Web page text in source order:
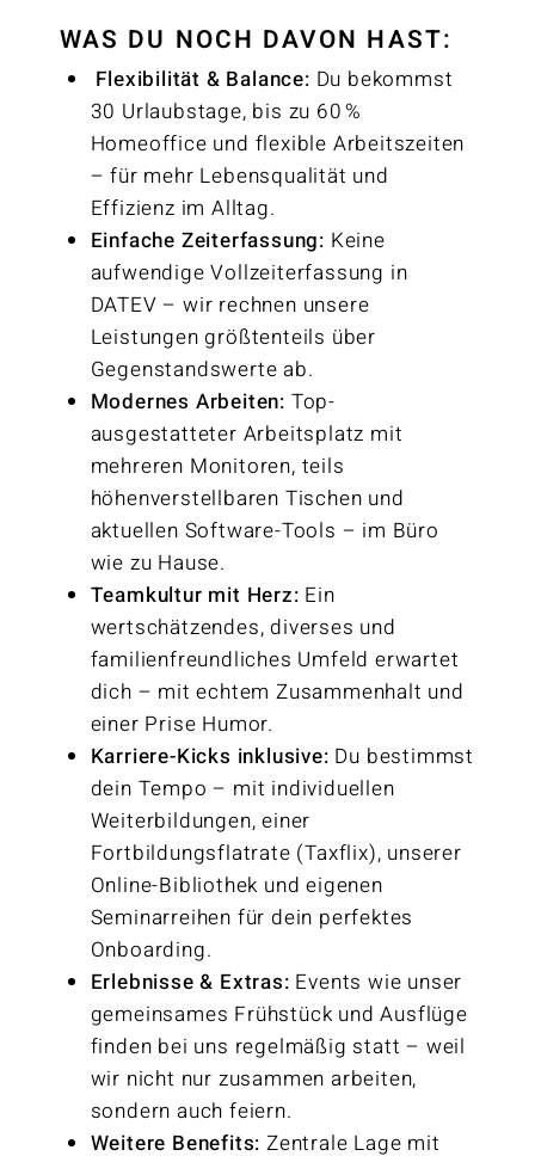
WAS DU NOCH DAVON HAST:
Flexibilität & Balance: Du bekommst
30 Urlaubstage, bis zu 60 %
Homeoffice und flexible Arbeitszeiten
– für mehr Lebensqualität und
Effizienz im Alltag.
Einfache Zeiterfassung: Keine
aufwendige Vollzeiterfassung in
DATEV – wir rechnen unsere
Leistungen größtenteils über
Gegenstandswerte ab.
Modernes Arbeiten: Top-
ausgestatteter Arbeitsplatz mit
mehreren Monitoren, teils
höhenverstellbaren Tischen und
aktuellen Software-Tools – im Büro
wie zu Hause.
Teamkultur mit Herz: Ein
wertschätzendes, diverses und
familienfreundliches Umfeld erwartet
dich – mit echtem Zusammenhalt und
einer Prise Humor.
Karriere-Kicks inklusive: Du bestimmst
dein Tempo – mit individuellen
Weiterbildungen, einer
Fortbildungsflatrate (Taxflix), unserer
Online-Bibliothek und eigenen
Seminarreihen für dein perfektes
Onboarding.
Erlebnisse & Extras: Events wie unser
gemeinsames Frühstück und Ausflüge
finden bei uns regelmäßig statt – weil
wir nicht nur zusammen arbeiten,
sondern auch feiern.
Weitere Benefits:Zentrale Lage mit